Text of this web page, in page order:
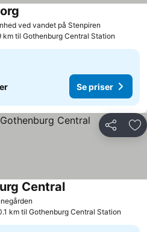
ved vandet på Stenpiren
km til Gothenburg Central Station
Se priser
Del
Central
km til Gothenburg Central Station